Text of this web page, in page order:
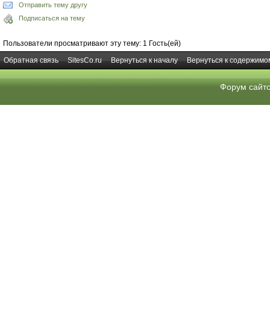
Отправить тему другу
Подписаться на тему
Пользователи просматривают эту тему: 1 Гость(ей)
Обратная связь
SitesCo.ru Вернуться к началу Вернуться к
Форум